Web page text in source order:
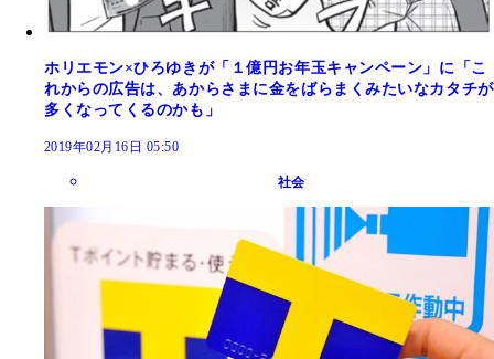
ホリエモン×ひろゆきが「１億円お年玉キャンペーン」に「こ
れからの広告は、あからさまに金をばらまくみたいなカタチが
多くなってくるのかも」
2019年02月16日 05:50
社会